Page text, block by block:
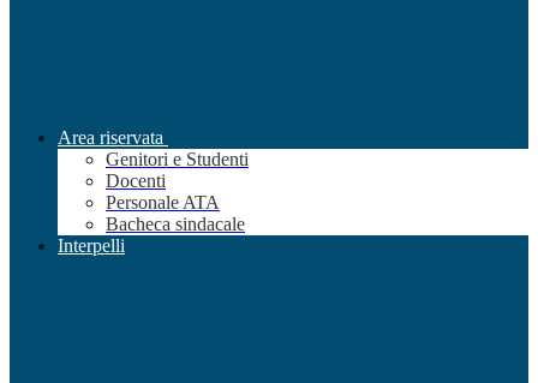
Area riservata
Genitori e Studenti
Docenti
Personale ATA
Bacheca sindacale
Interpelli